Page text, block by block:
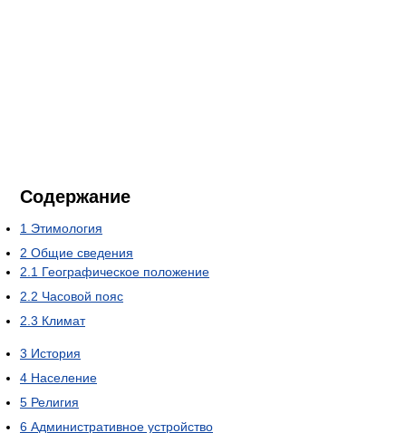
Содержание
1 Этимология
2 Общие сведения
2.1 Географическое положение
2.2 Часовой пояс
2.3 Климат
3 История
4 Население
5 Религия
6 Административное устройство